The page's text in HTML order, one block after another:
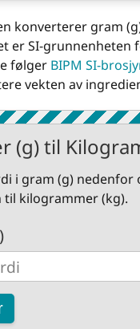
konverterer gram
er SI-
følger BIPM SI-
vekten av
(g) til
i gram (g)
til kilogrammer (kg).